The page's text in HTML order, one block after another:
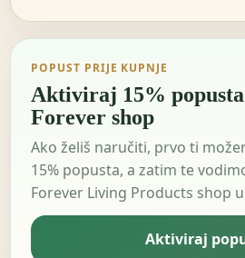
POPUST PRIJE KUPNJE
Aktiviraj 15% popusta
Forever shop
Ako želiš naručiti, prvo ti
15% popusta, a zatim te
Forever Living Products shop
Aktiviraj